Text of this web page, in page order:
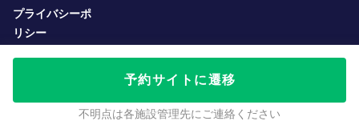
予約サイトに遷移
不明点は各施設管理先にご連絡ください
プライバシーポ
リシー
2019 — 2026テニスベア株式会社